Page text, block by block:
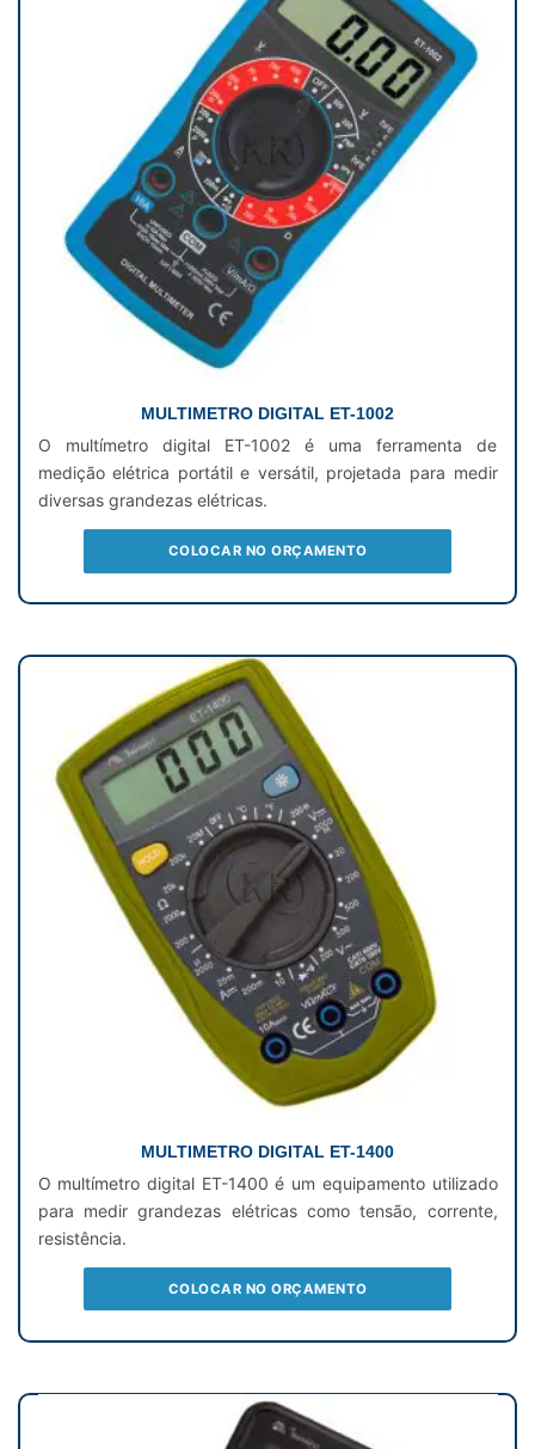
MULTIMETRO DIGITAL ET-1002
O multímetro digital ET-1002 é uma ferramenta de
medição elétrica portátil e versátil, projetada para medir
diversas grandezas elétricas.
COLOCAR NO ORÇAMENTO
MULTIMETRO DIGITAL ET-1400
O multímetro digital ET-1400 é um equipamento utilizado
para medir grandezas elétricas como tensão, corrente,
resistência.
COLOCAR NO ORÇAMENTO